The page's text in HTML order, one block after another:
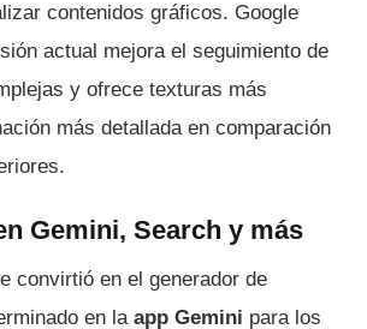
contenidos gráficos. Google
actual mejora el seguimiento de
y ofrece texturas más
más detallada en comparación
Gemini, Search y más
convirtió en el generador de
en la app Gemini para los